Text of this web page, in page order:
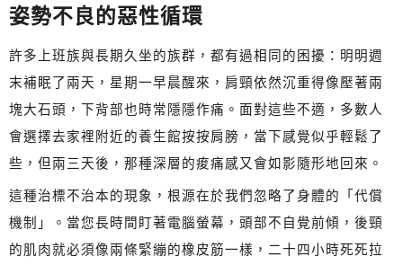
姿勢不良的惡性循環
許多上班族與長期久坐的族群，都有過相同的困擾：明明週
末補眠了兩天，星期一早晨醒來，肩頸依然沉重得像壓著兩
塊大石頭，下背部也時常隱隱作痛。面對這些不適，多數人
會選擇去家裡附近的養生館按按肩膀，當下感覺似乎輕鬆了
些，但兩三天後，那種深層的痠痛感又會如影隨形地回來。
這種治標不治本的現象，根源在於我們忽略了身體的「代償
機制」。當您長時間盯著電腦螢幕，頭部不自覺前傾，後頸
的肌肉就必須像兩條緊繃的橡皮筋一樣，二十四小時死死拉